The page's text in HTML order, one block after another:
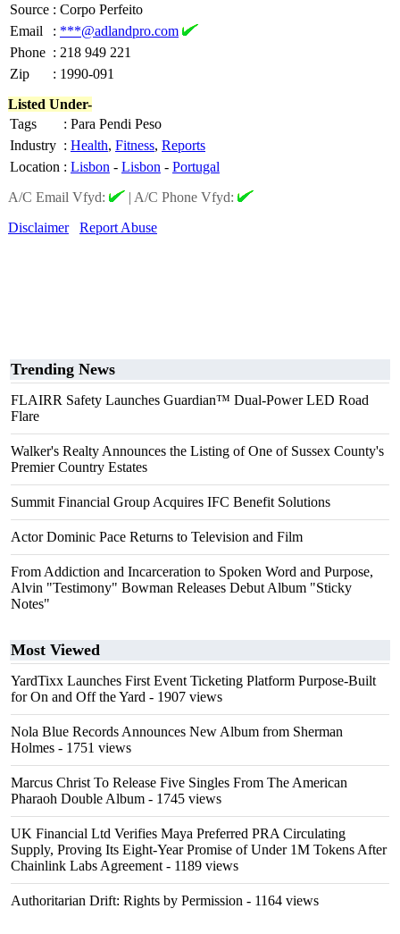
Source : Corpo Perfeito
Email
: ***@adlandpro.com
Phone : 218 949 221
Zip
: 1990-091
Listed Under-
Tags
: Para Pendi Peso
Industry : Health, Fitness, Reports
Location : Lisbon - Lisbon - Portugal
A/C Email Vfyd:
| A/C Phone Vfyd:
Disclaimer
Report Abuse
Trending News
FLAIRR Safety Launches Guardian™ Dual-Power LED Road
Flare
Walker's Realty Announces the Listing of One of Sussex County's
Premier Country Estates
Summit Financial Group Acquires IFC Benefit Solutions
Actor Dominic Pace Returns to Television and Film
From Addiction and Incarceration to Spoken Word and Purpose,
Alvin "Testimony" Bowman Releases Debut Album "Sticky
Notes"
Most Viewed
YardTixx Launches First Event Ticketing Platform Purpose-Built
for On and Off the Yard - 1907 views
Nola Blue Records Announces New Album from Sherman
Holmes - 1751 views
Marcus Christ To Release Five Singles From The American
Pharaoh Double Album - 1745 views
UK Financial Ltd Verifies Maya Preferred PRA Circulating
Supply, Proving Its Eight-Year Promise of Under 1M Tokens After
Chainlink Labs Agreement - 1189 views
Authoritarian Drift: Rights by Permission - 1164 views